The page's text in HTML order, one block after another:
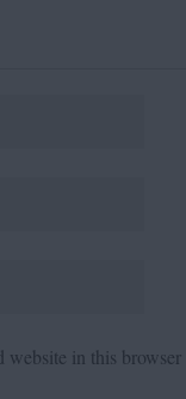
website in this